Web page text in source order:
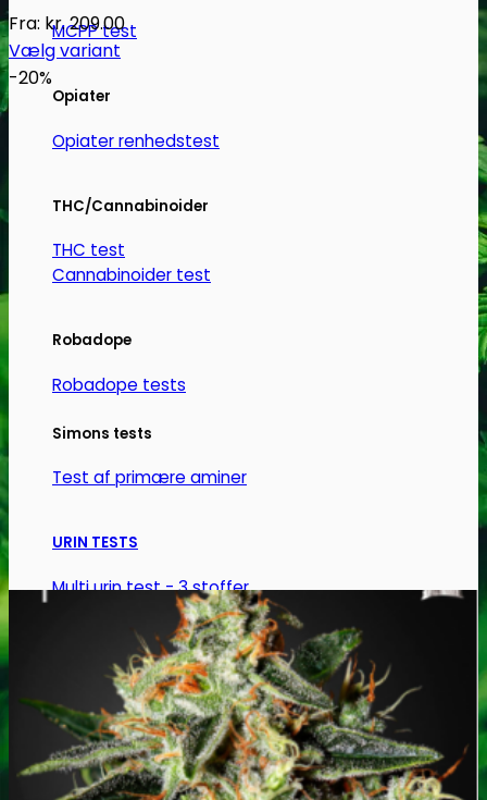
MCPP test
Opiater
Opiater renhedstest
THC/Cannabinoider
THC test
Cannabinoider test
Robadope
Robadope tests
Simons tests
Test af primære aminer
URIN TESTS
Multi urin test - 3 stoffer
Multi urin test - 10 stoffer
THC urin test - 25ng/ml
THC urin test - 50ng/ml
Fra: kr.209.00
Vælg variant
Dette
vare
Mulighederne
vælges
på
-20%